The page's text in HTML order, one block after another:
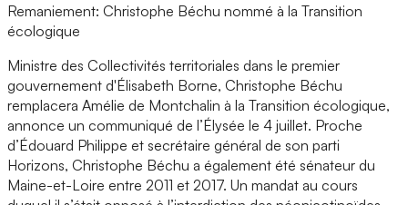
Remaniement: Christophe Béchu nommé à la Transition
écologique
Ministre des Collectivités territoriales dans le premier
gouvernement d'Élisabeth Borne, Christophe Béchu
remplacera Amélie de Montchalin à la Transition écologique,
annonce un communiqué de l’Élysée le 4 juillet. Proche
d’Édouard Philippe et secrétaire général de son parti
Horizons, Christophe Béchu a également été sénateur du
Maine-et-Loire entre 2011 et 2017. Un mandat au cours